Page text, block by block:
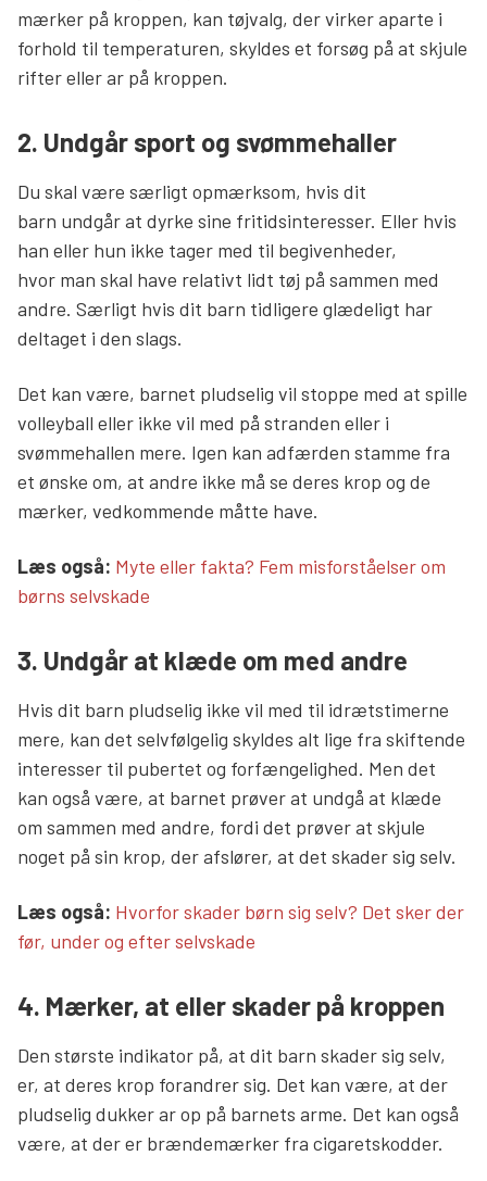
mærker på kroppen, kan tøjvalg, der virker aparte i
forhold til temperaturen, skyldes et forsøg på at skjule
rifter eller ar på kroppen.
2. Undgår sport og svømmehaller
Du skal være særligt opmærksom, hvis dit
barn undgår at dyrke sine fritidsinteresser. Eller hvis
han eller hun ikke tager med til begivenheder,
hvor man skal have relativt lidt tøj på sammen med
andre. Særligt hvis dit barn tidligere glædeligt har
deltaget i den slags.
Det kan være, barnet pludselig vil stoppe med at spille
volleyball eller ikke vil med på stranden eller i
svømmehallen mere. Igen kan adfærden stamme fra
et ønske om, at andre ikke må se deres krop og de
mærker, vedkommende måtte have.
Læs mere links
Læs også: Myte eller fakta? Fem misforståelser om
børns selvskade
3. Undgår at klæde om med andre
Hvis dit barn pludselig ikke vil med til idrætstimerne
mere, kan det selvfølgelig skyldes alt lige fra skiftende
interesser til pubertet og forfængelighed. Men det
kan også være, at barnet prøver at undgå at klæde
om sammen med andre, fordi det prøver at skjule
noget på sin krop, der afslører, at det skader sig selv.
Læs mere links
Læs også: Hvorfor skader børn sig selv? Det sker der
før, under og efter selvskade
4. Mærker, at eller skader på kroppen
Den største indikator på, at dit barn skader sig selv,
er, at deres krop forandrer sig. Det kan være, at der
pludselig dukker ar op på barnets arme. Det kan også
være, at der er brændemærker fra cigaretskodder.